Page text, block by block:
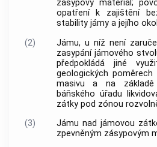
zásypový materiál;
opatření k zajištění
stability jámy a jejího
(2)
Jámu, u níž není
zasypání jámového
předpokládá jiné
geologických
masivu a na základě
báňského úřadu
zátky pod zónou
(3)
Jámu nad jámovou
zpevněným zásypovým